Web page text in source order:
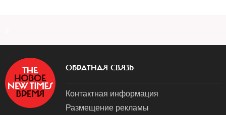
ОБРАТНАЯ СВЯЗЬ
Контактная информация
Размещение рекламы